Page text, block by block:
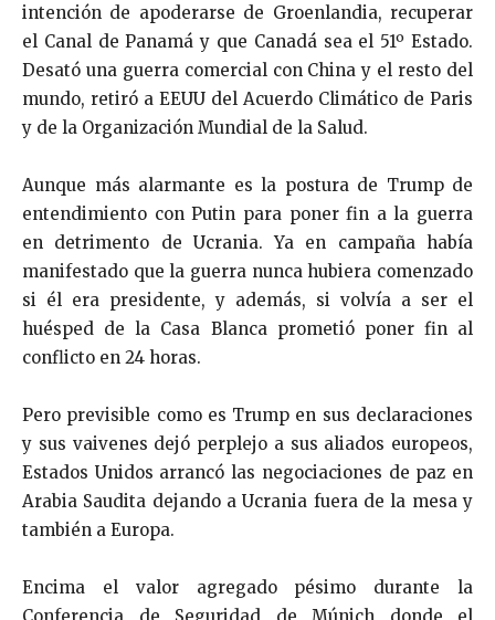
intención de apoderarse de Groenlandia, recuperar
el Canal de Panamá y que Canadá sea el 51º Estado.
Desató una guerra comercial con China y el resto del
mundo, retiró a EEUU del Acuerdo Climático de Paris
y de la Organización Mundial de la Salud.
Aunque más alarmante es la postura de Trump de
entendimiento con Putin para poner fin a la guerra
en detrimento de Ucrania. Ya en campaña había
manifestado que la guerra nunca hubiera comenzado
si él era presidente, y además, si volvía a ser el
huésped de la Casa Blanca prometió poner fin al
conflicto en 24 horas.
Pero previsible como es Trump en sus declaraciones
y sus vaivenes dejó perplejo a sus aliados europeos,
Estados Unidos arrancó las negociaciones de paz en
Arabia Saudita dejando a Ucrania fuera de la mesa y
también a Europa.
Encima el valor agregado pésimo durante la